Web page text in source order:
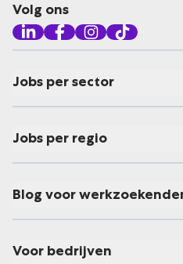
Volg ons
Jobs per sector
Jobs per regio
Blog voor
Voor bedrijven